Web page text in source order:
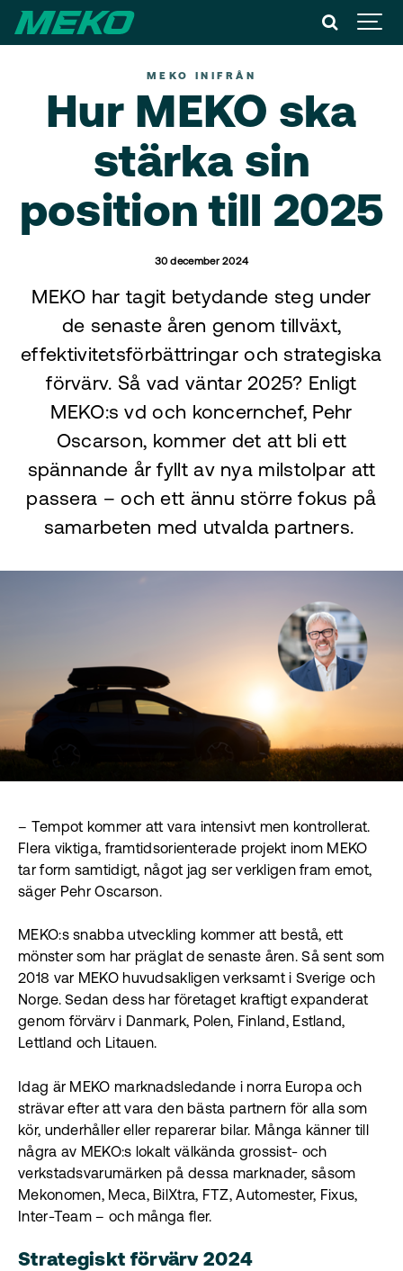
MEKO INIFRÅN
Hur MEKO ska
stärka sin
position till 2025
30 december 2024
MEKO har tagit betydande steg under
de senaste åren genom tillväxt,
effektivitetsförbättringar och strategiska
förvärv. Så vad väntar 2025? Enligt
MEKO:s vd och koncernchef, Pehr
Oscarson, kommer det att bli ett
spännande år fyllt av nya milstolpar att
passera – och ett ännu större fokus på
samarbeten med utvalda partners.
– Tempot kommer att vara intensivt men kontrollerat.
Flera viktiga, framtidsorienterade projekt inom MEKO
tar form samtidigt, något jag ser verkligen fram emot,
säger Pehr Oscarson.
MEKO:s snabba utveckling kommer att bestå, ett
mönster som har präglat de senaste åren. Så sent som
2018 var MEKO huvudsakligen verksamt i Sverige och
Norge. Sedan dess har företaget kraftigt expanderat
genom förvärv i Danmark, Polen, Finland, Estland,
Lettland och Litauen.
Idag är MEKO marknadsledande i norra Europa och
strävar efter att vara den bästa partnern för alla som
kör, underhåller eller reparerar bilar. Många känner till
några av MEKO:s lokalt välkända grossist- och
verkstadsvarumärken på dessa marknader, såsom
Mekonomen, Meca, BilXtra, FTZ, Automester, Fixus,
Inter-Team – och många fler.
Strategiskt förvärv 2024